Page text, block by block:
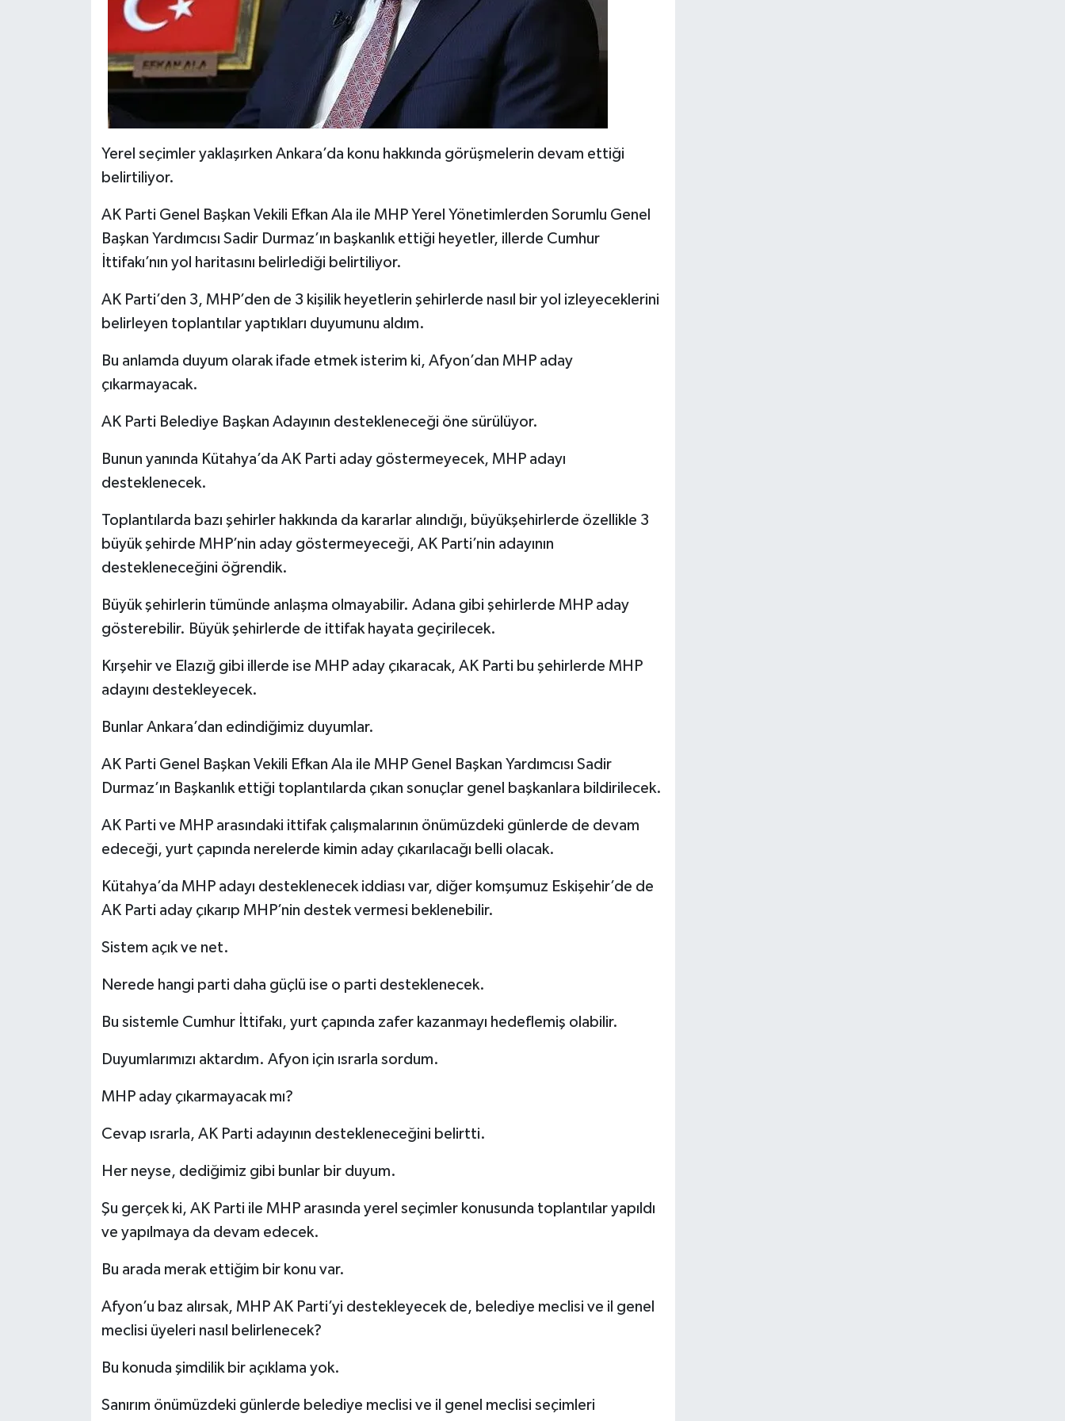
Yerel seçimler yaklaşırken Ankara’da konu hakkında görüşmelerin devam ettiği
belirtiliyor.
AK Parti Genel Başkan Vekili Efkan Ala ile MHP Yerel Yönetimlerden Sorumlu Genel
Başkan Yardımcısı Sadir Durmaz’ın başkanlık ettiği heyetler, illerde Cumhur
İttifakı’nın yol haritasını belirlediği belirtiliyor.
AK Parti’den 3, MHP’den de 3 kişilik heyetlerin şehirlerde nasıl bir yol izleyeceklerini
belirleyen toplantılar yaptıkları duyumunu aldım.
Bu anlamda duyum olarak ifade etmek isterim ki, Afyon’dan MHP aday
çıkarmayacak.
AK Parti Belediye Başkan Adayının destekleneceği öne sürülüyor.
Bunun yanında Kütahya’da AK Parti aday göstermeyecek, MHP adayı
desteklenecek.
Toplantılarda bazı şehirler hakkında da kararlar alındığı, büyükşehirlerde özellikle 3
büyük şehirde MHP’nin aday göstermeyeceği, AK Parti’nin adayının
destekleneceğini öğrendik.
Büyük şehirlerin tümünde anlaşma olmayabilir. Adana gibi şehirlerde MHP aday
gösterebilir. Büyük şehirlerde de ittifak hayata geçirilecek.
Kırşehir ve Elazığ gibi illerde ise MHP aday çıkaracak, AK Parti bu şehirlerde MHP
adayını destekleyecek.
Bunlar Ankara’dan edindiğimiz duyumlar.
AK Parti Genel Başkan Vekili Efkan Ala ile MHP Genel Başkan Yardımcısı Sadir
Durmaz’ın Başkanlık ettiği toplantılarda çıkan sonuçlar genel başkanlara bildirilecek.
AK Parti ve MHP arasındaki ittifak çalışmalarının önümüzdeki günlerde de devam
edeceği, yurt çapında nerelerde kimin aday çıkarılacağı belli olacak.
Kütahya’da MHP adayı desteklenecek iddiası var, diğer komşumuz Eskişehir’de de
AK Parti aday çıkarıp MHP’nin destek vermesi beklenebilir.
Sistem açık ve net.
Nerede hangi parti daha güçlü ise o parti desteklenecek.
Bu sistemle Cumhur İttifakı, yurt çapında zafer kazanmayı hedeflemiş olabilir.
Duyumlarımızı aktardım. Afyon için ısrarla sordum.
MHP aday çıkarmayacak mı?
Cevap ısrarla, AK Parti adayının destekleneceğini belirtti.
Her neyse, dediğimiz gibi bunlar bir duyum.
Şu gerçek ki, AK Parti ile MHP arasında yerel seçimler konusunda toplantılar yapıldı
ve yapılmaya da devam edecek.
Bu arada merak ettiğim bir konu var.
Afyon’u baz alırsak, MHP AK Parti’yi destekleyecek de, belediye meclisi ve il genel
meclisi üyeleri nasıl belirlenecek?
Bu konuda şimdilik bir açıklama yok.
Sanırım önümüzdeki günlerde belediye meclisi ve il genel meclisi seçimleri